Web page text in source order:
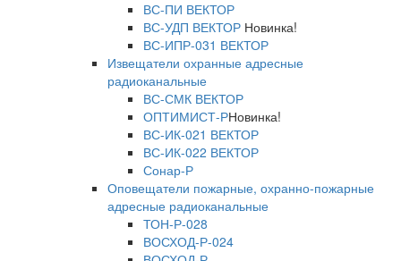
ВС-ПИ ВЕКТОР
ВС-УДП ВЕКТОР Новинка!
ВС-ИПР-031 ВЕКТОР
Извещатели охранные адресные
радиоканальные
ВС-СМК ВЕКТОР
ОПТИМИСТ-РНовинка!
ВС-ИК-021 ВЕКТОР
ВС-ИК-022 ВЕКТОР
Сонар-Р
Оповещатели пожарные, охранно-пожарные
адресные радиоканальные
ТОН-Р-028
ВОСХОД-Р-024